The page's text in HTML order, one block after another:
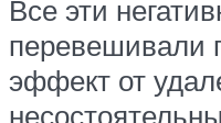
Все эти
перевешивали
эффект от